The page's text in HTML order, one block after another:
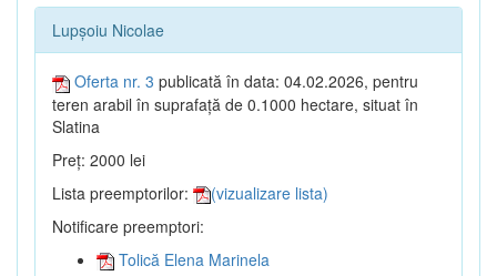
Lupșoiu Nicolae
Oferta nr. 3 publicată în data: 04.02.2026, pentru
teren arabil în suprafață de 0.1000 hectare, situat în
Slatina
Preț: 2000 lei
Lista preemptorilor:
(vizualizare lista)
Notificare preemptori:
Tolică Elena Marinela